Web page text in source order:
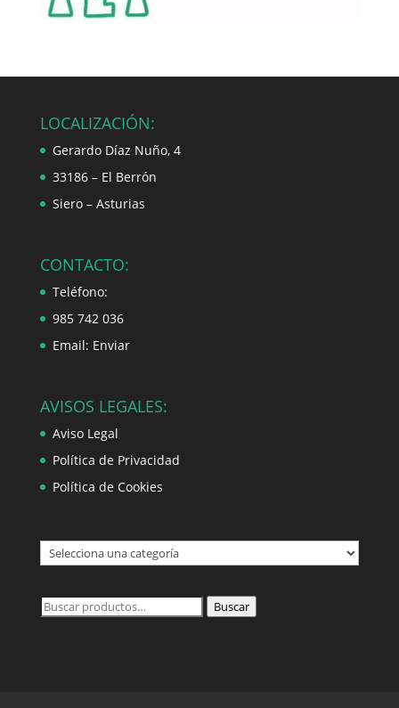
LOCALIZACIÓN:
Gerardo Díaz Nuño, 4
33186 – El Berrón
Siero – Asturias
CONTACTO:
Teléfono:
985 742 036
Email: Enviar
AVISOS LEGALES:
Aviso Legal
Política de Privacidad
Política de Cookies
Buscar
Buscar